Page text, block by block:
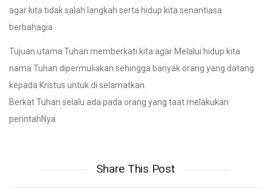
agar kita tidak salah langkah serta hidup kita senantiasa
berbahagia.
Tujuan utama Tuhan memberkati kita agar Melalui hidup kita
nama Tuhan dipermuliakan sehingga banyak orang yang datang
kepada Kristus untuk di selamatkan.
Berkat Tuhan selalu ada pada orang yang taat melakukan
perintahNya
Share This Post